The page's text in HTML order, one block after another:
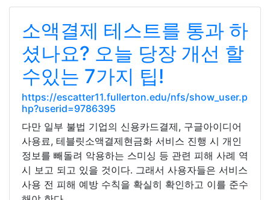
소액결제 테스트를 통과 하
셨나요? 오늘 당장 개선 할
수있는 7가지 팁!
https://escatter11.fullerton.edu/nfs/show_user.p
hp?userid=9786395
다만 일부 불법 기업의 신용카드결제, 구글아이디어
사용료, 테블릿소액결제현금화 서비스 진행 시 개인
정보를 빼돌려 악용하는 스미싱 등 관련 피해 사례 역
시 보고 되고 있을 것이다. 그래서 사용자들은 서비스
사용 전 피해 예방 수칙을 확실히 확인하고 이를 준수